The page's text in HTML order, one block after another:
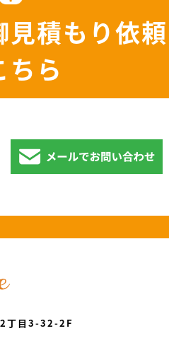
積もり依頼
ちら
丁目3-32-2F